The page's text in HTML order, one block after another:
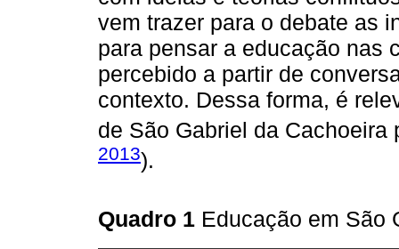
vem trazer para o debate as
para pensar a educação nas
percebido a partir de
contexto. Dessa forma, é
de São Gabriel da
2013).
Quadro 1 Educação em São